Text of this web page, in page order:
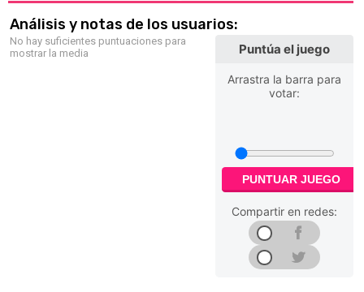
Análisis y notas de los usuarios:
No hay suficientes puntuaciones para
mostrar la media
Puntúa el juego
Arrastra la barra para
votar:
PUNTUAR JUEGO
Compartir en redes: